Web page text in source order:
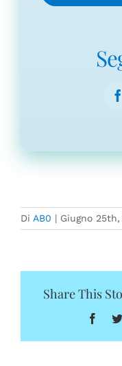
Di AB0 | Giugno
Share This